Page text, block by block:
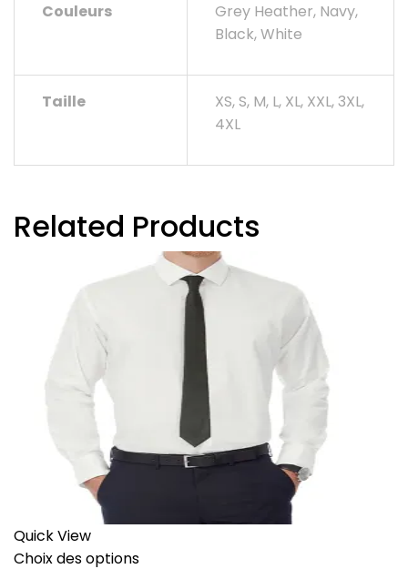
Couleurs
Grey Heather, Navy,
Black, White
Taille
XS, S, M, L, XL, XXL, 3XL,
4XL
Related Products
Quick View
Choix des options